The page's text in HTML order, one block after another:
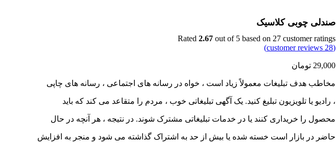
صندلی چوبی کلاسیک
Rated 2.67 out of 5 based on 27 customer ratings
(
28
29,000 تومان
مخاطب هدف تبلیغات معمولاً زیاد است ، خواه در رسانه های اجتماعی ، رسانه های چاپی
، رادیو یا تلویزیون تبلیغ کنید. یک آگهی تبلیغاتی خوب ، مردم را متقاعد می کند که باید
محصول را خریداری کنند یا در خدمات تبلیغاتی مشترک شوند. در نتیجه ، هر آنچه در حال
حاضر در بازار است خسته شده یا بیش از حد به اشتراک گذاشته می شود و منجر به افزایش